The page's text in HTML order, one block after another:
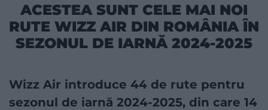
ACESTEA SUNT CELE MAI NOI
RUTE WIZZ AIR DIN ROMÂNIA ÎN
SEZONUL DE IARNĂ 2024-2025
Wizz Air introduce 44 de rute pentru
sezonul de iarnă 2024-2025, din care 14